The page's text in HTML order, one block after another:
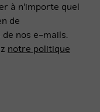
à n'importe quel
de
nos e-mails.
notre politique